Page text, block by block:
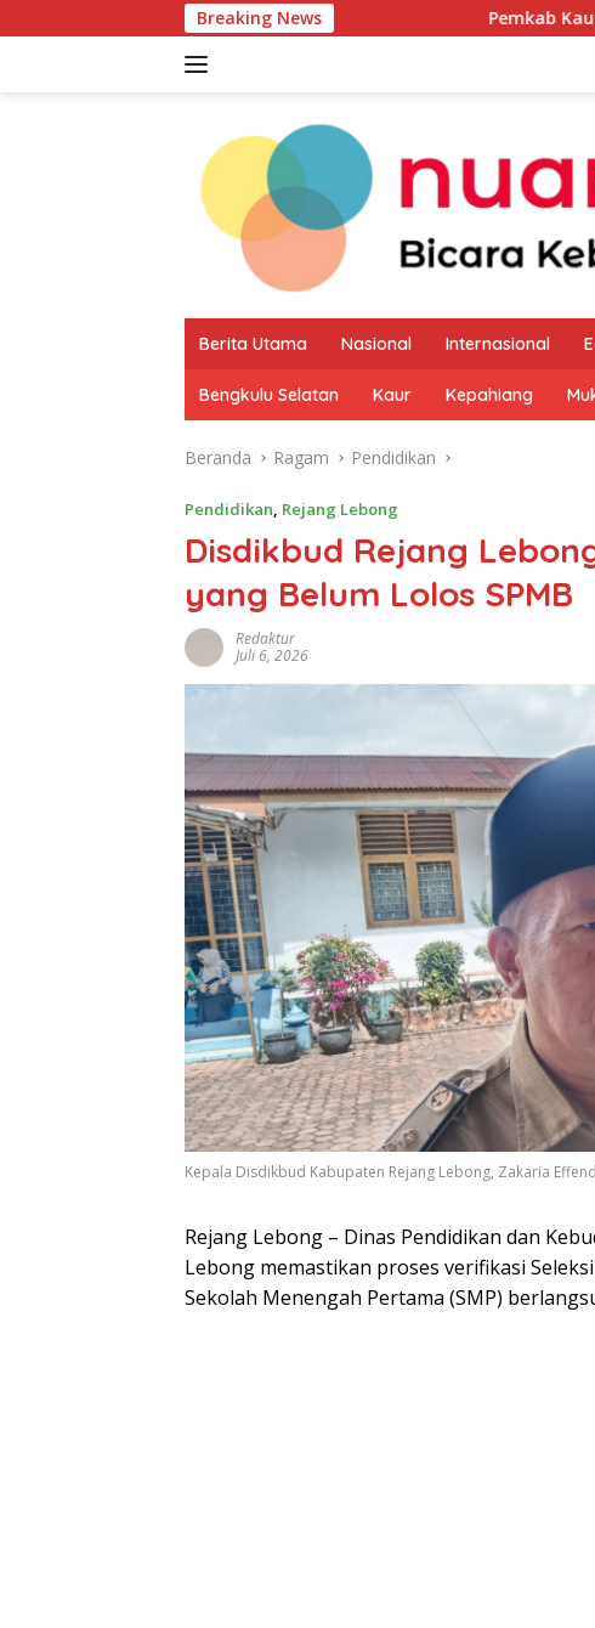
ke
Breaking News Pemkab Kaur Mulai
Berita Utama Nasional Internasional
Bengkulu Selatan Kaur Kepahiang
Beranda Ragam Pendidikan
Pendidikan, Rejang Lebong
Disdikbud Rejang
yang Belum Lolos SPMB
Redaktur
Juli 6, 2026
Kepala Disdikbud Kabupaten Rejang Lebong, Zakaria
Rejang Lebong – Dinas Pendidikan dan
Lebong memastikan proses verifikasi
Sekolah Menengah Pertama (SMP)